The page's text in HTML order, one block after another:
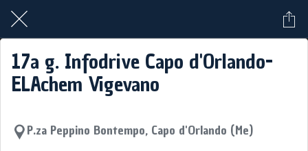
17a g. Infodrive Capo d'Orlando-
ELAchem Vigevano
P.za Peppino Bontempo, Capo d'Orlando (Me)